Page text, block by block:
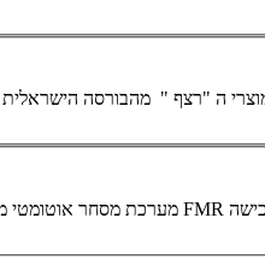
ה "רצף " מהבורסה הישראלית
Go4iTrader - מערכת מסחר אוטומטי